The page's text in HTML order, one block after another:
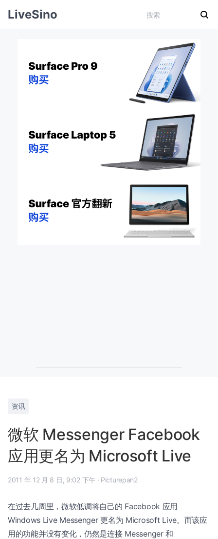
LiveSino
资讯
微软 Messenger Facebook
应用更名为 Microsoft Live
2011 年 12 月 8 日, 9:02 下午 · Picturepan2
在过去几周里，微软低调将自己的 Facebook 应用
Windows Live Messenger 更名为 Microsoft Live。而该应
用的功能并没有变化，仍然是连接 Messenger 和